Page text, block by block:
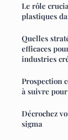
Le rôle
plastiques
Quelles
efficaces
industries
Prospection
à suivre
Décrochez
sigma